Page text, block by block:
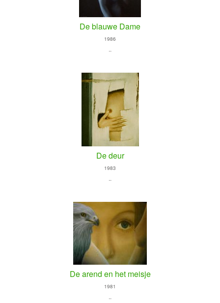
De blauwe Dame
1986
..
De deur
1983
..
De arend en het meisje
1981
..